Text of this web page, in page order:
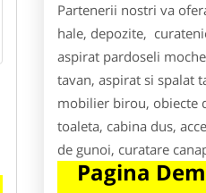
Partenerii nostri va
hale, depozite,
aspirat pardoseli
tavan, aspirat si spalat
mobilier birou, obiecte
toaleta, cabina dus,
de gunoi, curatare
Pagina